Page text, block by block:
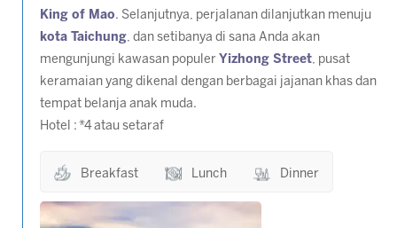
King of Mao. Selanjutnya, perjalanan dilanjutkan menuju
kota Taichung, dan setibanya di sana Anda akan
mengunjungi kawasan populer Yizhong Street, pusat
keramaian yang dikenal dengan berbagai jajanan khas dan
tempat belanja anak muda.
Hotel : *4 atau setaraf
Breakfast Lunch Dinner